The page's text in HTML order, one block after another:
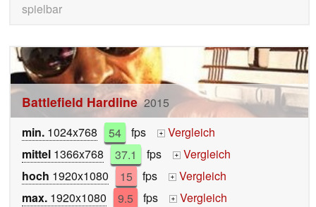
spielbar
Battlefield Hardline 2015
min. 1024x768 54 fps +
Vergleich
mittel 1366x768 37.1 fps +
Vergleich
hoch 1920x1080 15 fps +
Vergleich
max. 1920x1080 9.5 fps +
Vergleich